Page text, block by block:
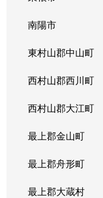
南陽市
東村山郡中山町
西村山郡西川町
西村山郡大江町
最上郡金山町
最上郡舟形町
最上郡大蔵村